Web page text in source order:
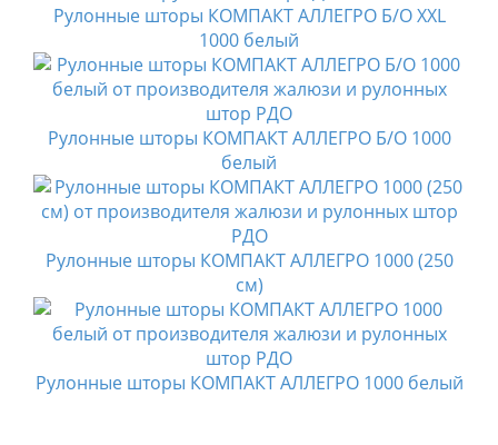
Рулонные шторы КОМПАКТ АЛЛЕГРО Б/О XXL
1000 белый
Рулонные шторы КОМПАКТ АЛЛЕГРО Б/О 1000
белый
Рулонные шторы КОМПАКТ АЛЛЕГРО 1000 (250
см)
Рулонные шторы КОМПАКТ АЛЛЕГРО 1000 белый